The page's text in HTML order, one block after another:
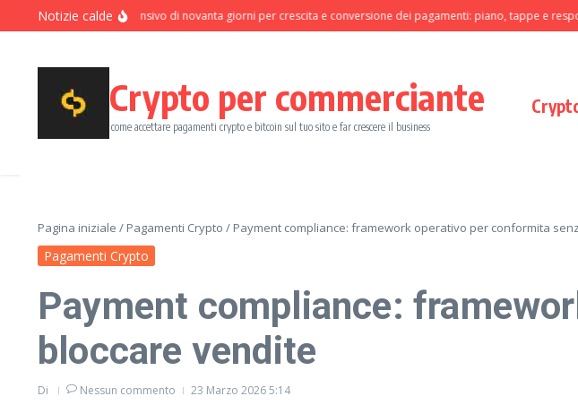
Salta al contenuto
Notizie calde
Programma intensivo di novanta giorni per crescita e conversione dei pagamenti: piano, tappe e
Crypto per commerciante
come accettare pagamenti crypto e bitcoin sul tuo sito e far crescere il business
Pagina iniziale / Pagamenti Crypto / Payment compliance: framework operativo per conformita
Pagamenti Crypto
Payment compliance:
bloccare vendite
Di Nessun commento 23 Marzo 20265:14